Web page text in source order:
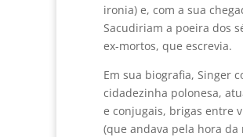
ironia) e, com a sua
Sacudiriam a poeira dos
ex-mortos, que escrevia.
Em sua biografia, Singer
cidadezinha polonesa,
e conjugais, brigas entre
(que andava pela hora